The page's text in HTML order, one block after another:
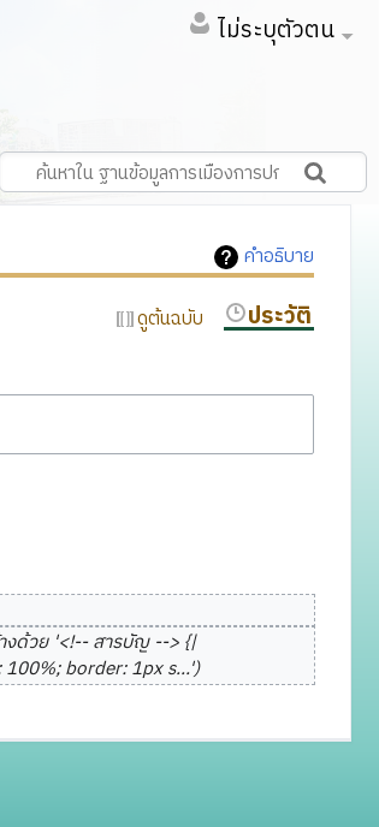
ไม่ระบุตัวตน
คำอธิบาย
ดูต้นฉบับ ประวัติ
งด้วย '<!-- สารบัญ --> {|
border: 1px s...'